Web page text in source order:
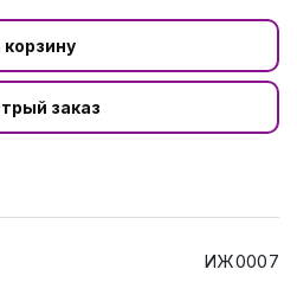
корзину
заказ
ИЖ0007